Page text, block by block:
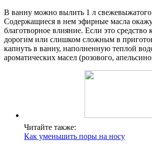
В ванну можно вылить 1 л
Содержащиеся в нем эфирные масла
благотворное влияние. Если это средство
дорогим или слишком сложным в
капнуть в ванну, наполненную теплой
ароматических масел (розового,
Читайте также:
Как уменьшить поры на носу